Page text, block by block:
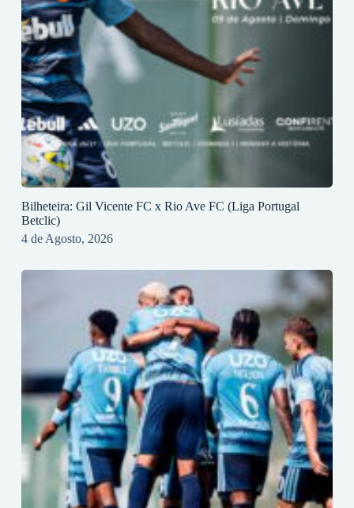
Bilheteira: Gil Vicente FC x Rio Ave FC (Liga Portugal
Betclic)
4 de Agosto, 2026